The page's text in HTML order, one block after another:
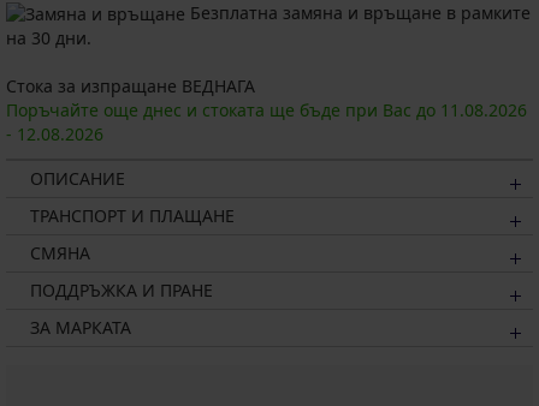
Безплатна замяна и връщане в рамките
на 30 дни.
Стока за изпращане ВЕДНАГА
Поръчайте още днес и стоката ще бъде при Вас до 11.08.2026
- 12.08.2026
ОПИСАНИЕ
ТРАНСПОРТ И ПЛАЩАНЕ
СМЯНА
ПОДДРЪЖКА И ПРАНЕ
ЗА МАРКАТА